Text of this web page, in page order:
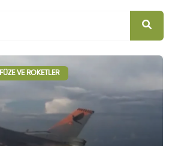
FÜZE VE ROKETLER
223